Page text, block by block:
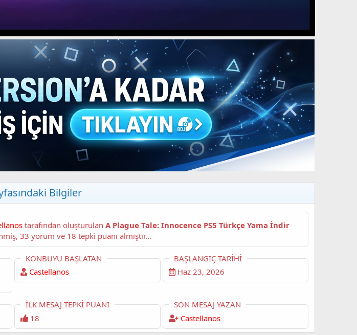
Bilgiler
tarafından oluşturulanA Plague Tale: Innocence PS5 Türkçe Yama İndir
başlıklı konuyu okuyorsunuz. Bu konu şimdiye dek 594 kez görüntülenmiş, 33 yorum ve 18 tepki puanı almıştır...
KONBUYU BAŞLATAN
Castellanos
BAŞLANGIÇ TARIHI
Haz 23, 2026
İLK MESAJ TEPKI PUANI
18
SON MESAJ YAZAN
Castellanos